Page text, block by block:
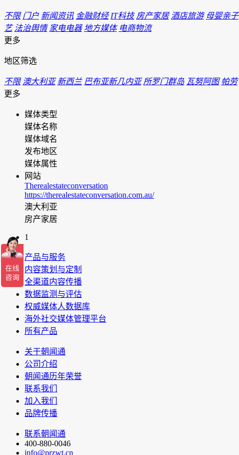
不限 门户 新闻资讯 金融财经 IT科技 房产家居 酒店旅游 母婴亲子
艺 法治舆情 家电电器 地方媒体 电商物流
更多
地区筛选
不限 澳大利亚 新西兰 巴布亚新几内亚 所罗门群岛 瓦努阿图 帕劳
更多
媒体类型
媒体名称
媒体域名
发布地区
媒体属性
网站
Therealestateconversation
https://therealestateconversation.com.au/
澳大利亚
房产家居
1
产品与服务
内容策划与定制
全渠道内容传播
数据监测与评估
权威媒体人数据库
海外社交媒体管理平台
所有产品
关于朝闻通
公司介绍
朝闻通历年荣誉
联系我们
加入我们
品牌传播
联系朝闻通
400-880-0046
info@przwt.cn